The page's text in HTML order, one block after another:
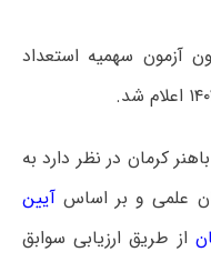
آزمون سهمیه استعداد
کرمان در نظر دارد به
علمی و بر اساسآیین
از طریق ارزیابی سوابق